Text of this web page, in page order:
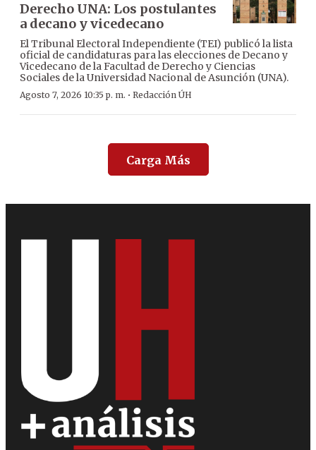
Derecho UNA: Los postulantes
a decano y vicedecano
El Tribunal Electoral Independiente (TEI) publicó la lista
oficial de candidaturas para las elecciones de Decano y
Vicedecano de la Facultad de Derecho y Ciencias
Sociales de la Universidad Nacional de Asunción (UNA).
Agosto 7, 2026 10:35 p. m. · Redacción ÚH
Carga Más